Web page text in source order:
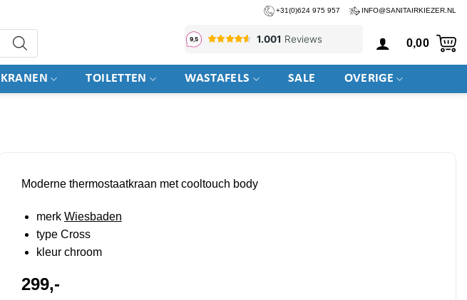
+31(0)624 975 957 INFO@SANITAIRKIEZER.NL
0,00
KRANEN TOILETTEN WASTAFELS SALE OVERIGE
Moderne thermostaatkraan met cooltouch body
merk Wiesbaden
type Cross
kleur chroom
299,-